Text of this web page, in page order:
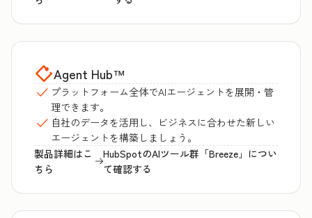
Agent Hub™
プラットフォーム全体でAIエージェントを展開・管
理できます。
自社のデータを活用し、ビジネスに合わせた新しい
エージェントを構築しましょう。
製品詳細はこ
ちら
HubSpotのAIツール群「Breeze」につい
て確認する